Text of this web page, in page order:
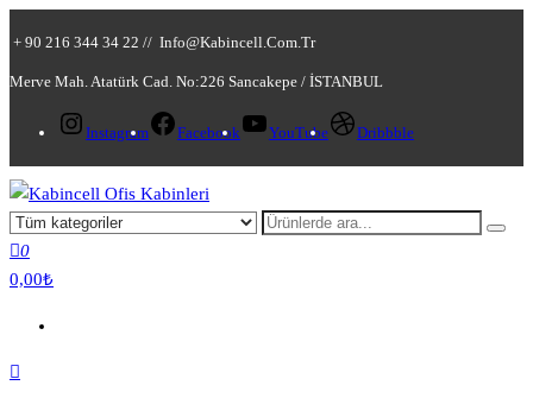
+ 90 216 344 34 22 // Info@kabincell.com.tr
Merve Mah. Atatürk Cad. No:226 Sancakepe / İSTANBUL
Instagram Facebook YouTube Dribbble
Kabincell Ofis Kabinleri
0
0,00₺